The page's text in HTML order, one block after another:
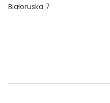
Białoruska 7